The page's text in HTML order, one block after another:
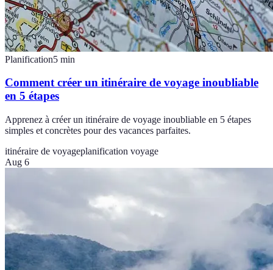
Planification5 min
Comment créer un itinéraire de voyage inoubliable
en 5 étapes
Apprenez à créer un itinéraire de voyage inoubliable en 5 étapes
simples et concrètes pour des vacances parfaites.
itinéraire de voyageplanification voyage
Aug 6